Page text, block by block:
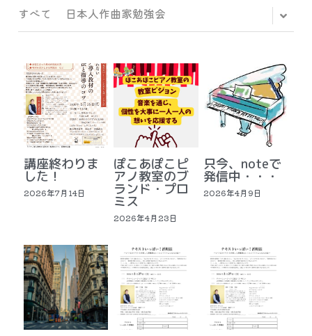
すべて 日本人作曲家勉強会
講座終わりま
した！
2026年7月14日
ぽこあぽこピ
アノ教室のブ
ランド・プロ
ミス
2026年4月23日
只今、noteで
発信中・・・
2026年4月9日